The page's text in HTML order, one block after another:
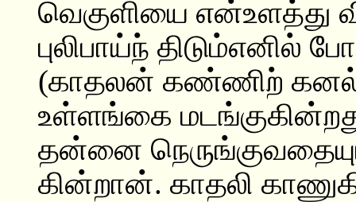
வெகுளியை என்உளத்து
புலிபாய்ந் திடும்எனில்
(காதலன் கண்ணிற் கனல்
உள்ளங்கை
தன்னை
கின்றான். காதலி